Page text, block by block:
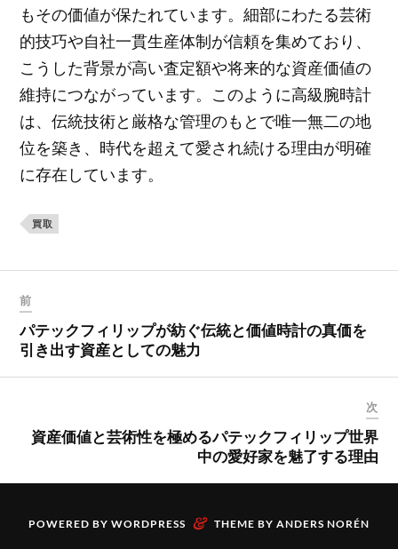
もその価値が保たれています。細部にわたる芸術
的技巧や自社一貫生産体制が信頼を集めており、
こうした背景が高い査定額や将来的な資産価値の
維持につながっています。このように高級腕時計
は、伝統技術と厳格な管理のもとで唯一無二の地
位を築き、時代を超えて愛され続ける理由が明確
に存在しています。
買取
前
パテックフィリップが紡ぐ伝統と価値時計の真価を
引き出す資産としての魅力
次
資産価値と芸術性を極めるパテックフィリップ世界
中の愛好家を魅了する理由
POWERED BY WORDPRESS & THEME BY ANDERS NORÉN